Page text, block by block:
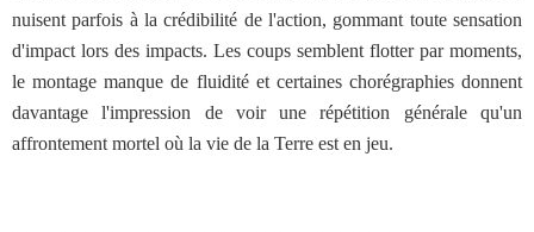
nuisent parfois à la crédibilité de l'action, gommant toute sensation
d'impact lors des impacts. Les coups semblent flotter par moments,
le montage manque de fluidité et certaines chorégraphies donnent
davantage l'impression de voir une répétition générale qu'un
affrontement mortel où la vie de la Terre est en jeu.